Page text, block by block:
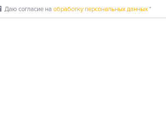
Даю согласие на обработку персональных данных*